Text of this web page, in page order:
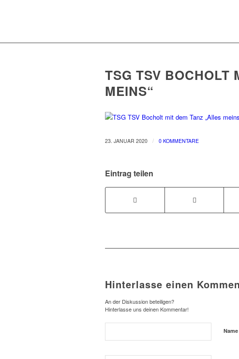
TSG TSV BOCHOLT
MEINS“
23. JANUAR 2020 / 0 KOMMENTARE
Eintrag teilen
Hinterlasse einen
An der Diskussion beteiligen?
Hinterlasse uns deinen Kommentar!
Name